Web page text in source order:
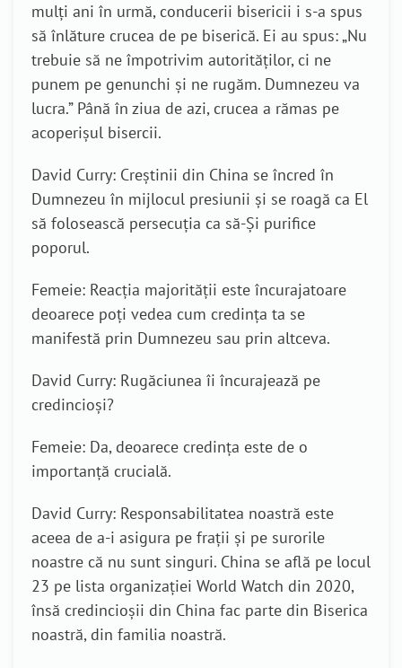
mulți ani în urmă, conducerii bisericii i s-a spus
să înlăture crucea de pe biserică. Ei au spus: „Nu
trebuie să ne împotrivim autorităților, ci ne
punem pe genunchi și ne rugăm. Dumnezeu va
lucra.” Până în ziua de azi, crucea a rămas pe
acoperișul bisercii.
David Curry: Creștinii din China se încred în
Dumnezeu în mijlocul presiunii și se roagă ca El
să folosească persecuția ca să-Și purifice
poporul.
Femeie: Reacția majorității este încurajatoare
deoarece poți vedea cum credința ta se
manifestă prin Dumnezeu sau prin altceva.
David Curry: Rugăciunea îi încurajează pe
credincioși?
Femeie: Da, deoarece credința este de o
importanță crucială.
David Curry: Responsabilitatea noastră este
aceea de a-i asigura pe frații și pe surorile
noastre că nu sunt singuri. China se află pe locul
23 pe lista organizației World Watch din 2020,
însă credincioșii din China fac parte din Biserica
noastră, din familia noastră.